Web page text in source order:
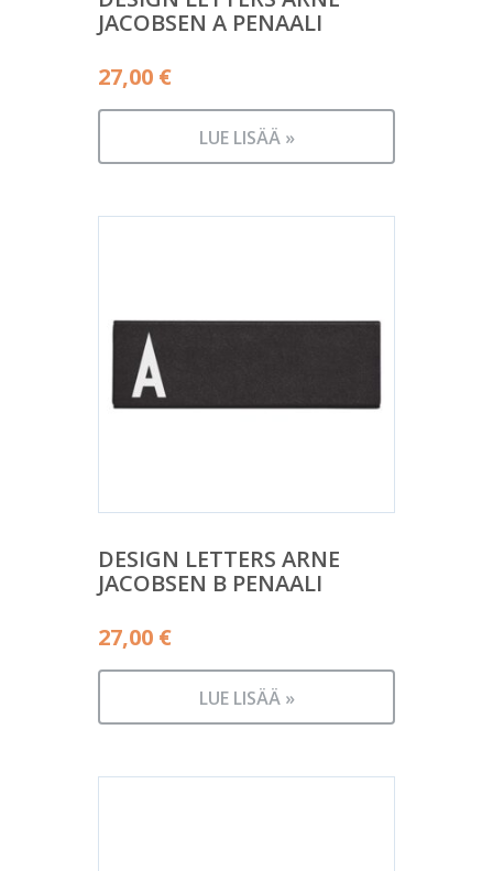
JACOBSEN A PENAALI
27,00 €
LUE LISÄÄ »
DESIGN LETTERS ARNE
JACOBSEN B PENAALI
27,00 €
LUE LISÄÄ »